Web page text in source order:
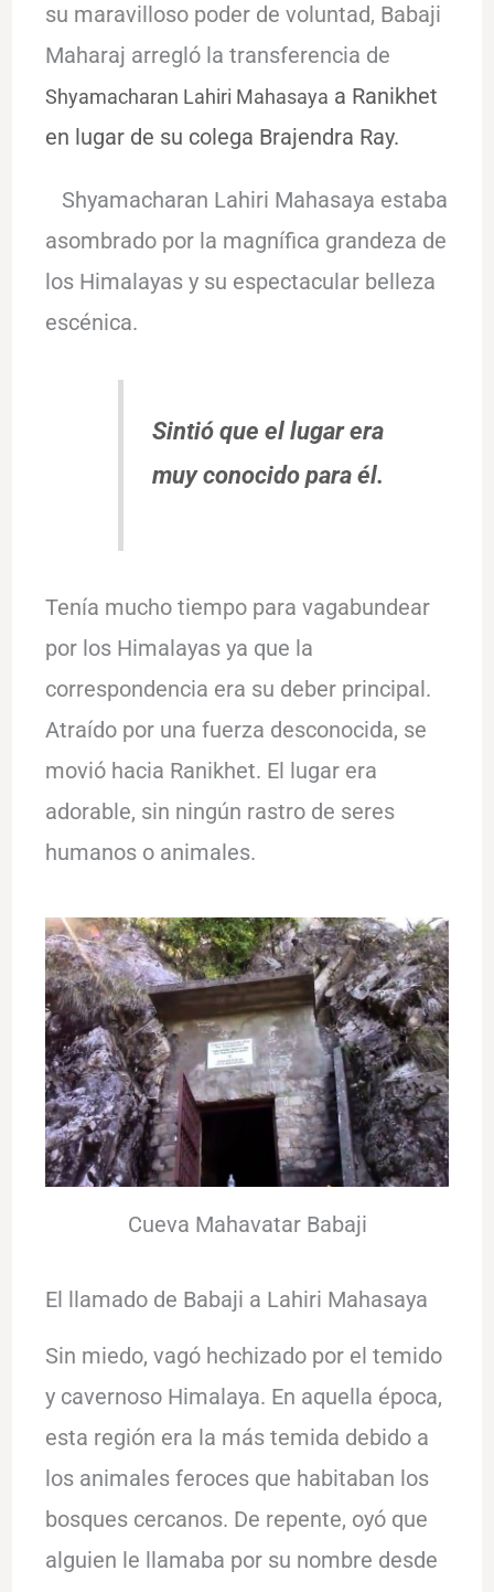
su maravilloso poder de voluntad, Babaji
Maharaj arregló la transferencia de
Shyamacharan Lahiri Mahasaya a Ranikhet
en lugar de su colega Brajendra Ray.
Shyamacharan Lahiri Mahasaya estaba
asombrado por la magnífica grandeza de
los Himalayas y su espectacular belleza
escénica.
Sintió que el lugar era
muy conocido para él.
Tenía mucho tiempo para vagabundear
por los Himalayas ya que la
correspondencia era su deber principal.
Atraído por una fuerza desconocida, se
movió hacia Ranikhet. El lugar era
adorable, sin ningún rastro de seres
humanos o animales.
Cueva Mahavatar Babaji
El llamado de Babaji a Lahiri Mahasaya
Sin miedo, vagó hechizado por el temido
y cavernoso Himalaya. En aquella época,
esta región era la más temida debido a
los animales feroces que habitaban los
bosques cercanos. De repente, oyó que
alguien le llamaba por su nombre desde